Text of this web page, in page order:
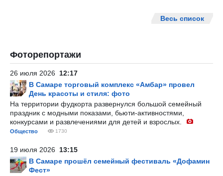
Весь список
Фоторепортажи
26 июля 2026 12:17
В Самаре торговый комплекс «Амбар» провел
День красоты и стиля: фото
На территории фудкорта развернулся большой семейный
праздник с модными показами, бьюти-активностями,
конкурсами и развлечениями для детей и взрослых.
Общество 1730
19 июля 2026 13:15
В Самаре прошёл семейный фестиваль «Дофамин
Фест»